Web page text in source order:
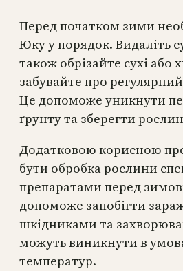
Перед початком зими
Юку у порядок. Видаліть
також обрізайте сухі або
забувайте про
Це допоможе уникнути
ґрунту та зберегти
Додатковою корисною
бути обробка рослини
препаратами перед
допоможе запобігти
шкідниками та
можуть виникнути в
температур.